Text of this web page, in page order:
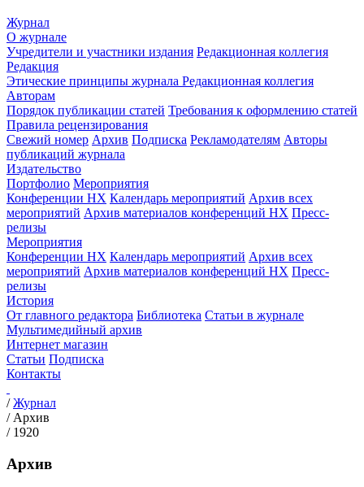
Журнал
О журнале
Учредители и участники издания Редакционная коллегия
Редакция
Этические принципы журнала Редакционная коллегия
Авторам
Порядок публикации статей Требования к оформлению статей
Правила рецензирования
Свежий номер Архив Подписка Рекламодателям Авторы
публикаций журнала
Издательство
Портфолио Мероприятия
Конференции НХ Календарь мероприятий Архив всех
мероприятий Архив материалов конференций НХ Пресс-
релизы
Мероприятия
Конференции НХ Календарь мероприятий Архив всех
мероприятий Архив материалов конференций НХ Пресс-
релизы
История
От главного редактора Библиотека Статьи в журнале
Мультимедийный архив
Интернет магазин
Статьи Подписка
Контакты
/Журнал
/ Архив
/ 1920
Архив